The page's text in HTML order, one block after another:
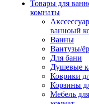
Товары для
комнаты
ванноый
Ванны
Вантузы/
Для бани
Душевые
Коврики
Корзины
Мебель